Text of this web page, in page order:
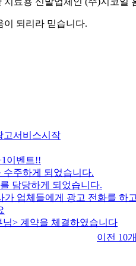
이 되리라 믿습니다.
고서비스시작
이벤트!!
주하게 되었습니다.
담당하게 되었습니다.
업체들에게 광고 전화를 하
> 계약을 체결하였습니다
이전 10개